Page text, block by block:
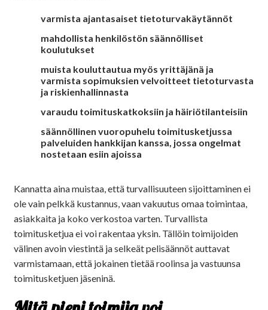
varmista ajantasaiset tietoturvakäytännöt
mahdollista henkilöstön säännölliset
koulutukset
muista kouluttautua myös yrittäjänä ja
varmista sopimuksien velvoitteet tietoturvasta
ja riskienhallinnasta
varaudu toimituskatkoksiin ja häiriötilanteisiin
säännöllinen vuoropuhelu toimitusketjussa
palveluiden hankkijan kanssa, jossa ongelmat
nostetaan esiin ajoissa
Kannatta aina muistaa, että turvallisuuteen sijoittaminen ei
ole vain pelkkä kustannus, vaan vakuutus omaa toimintaa,
asiakkaita ja koko verkostoa varten. Turvallista
toimitusketjua ei voi rakentaa yksin. Tällöin toimijoiden
välinen avoin viestintä ja selkeät pelisäännöt auttavat
varmistamaan, että jokainen tietää roolinsa ja vastuunsa
toimitusketjuen jäseninä.